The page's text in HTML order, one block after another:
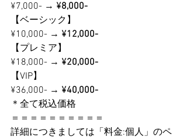
¥7,000- → ¥8,000-
【ベーシック】
¥10,000- → ¥12,000-
【プレミア】
¥18,000- → ¥20,000-
【VIP】
¥36,000- → ¥40,000-
＊全て税込価格
＝＝＝＝＝＝＝＝＝＝
詳細につきましては「料金:個人」のペ